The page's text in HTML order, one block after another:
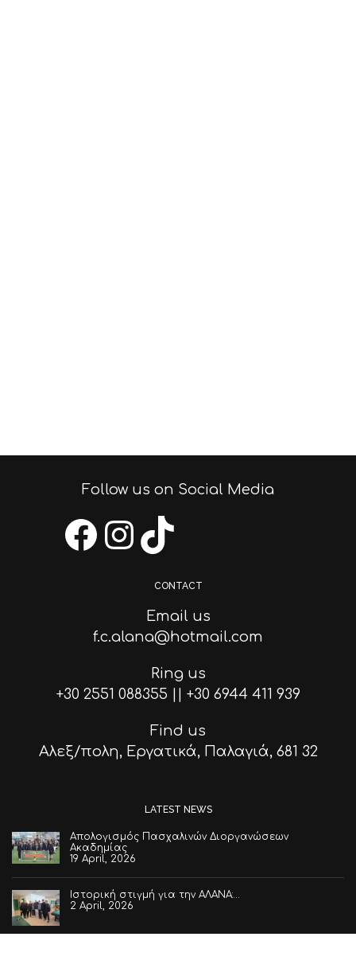
Follow us on Social Media
Facebook
Instagram
TikTok
CONTACT
Email us
f.c.alana@hotmail.com
Ring us
+30 2551 088355
+30 6944 411 939
Find us
Αλεξ/πολη, Εργατικά, Παλαγιά, 681 32
LATEST NEWS
Απολογισμός Πασχαλινών Διοργανώσεων
Ακαδημίας
19 April, 2026
Ιστορική στιγμή για την ΑΛΑΝΑ:…
2 April, 2026